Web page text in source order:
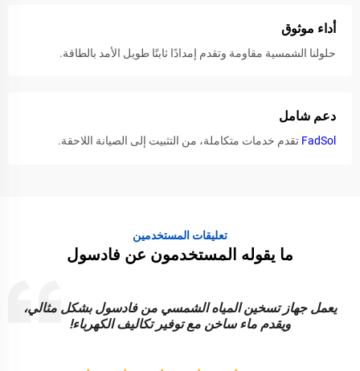
أداء موثوق
حلولنا الشمسية مقاومة وتقدم إمدادًا ثابتًا طويل الأمد بالطاقة.
دعم شامل
FadSolتقدم خدمات متكاملة، من التثبيت إلى الصيانة اللاحقة.
تعليقات المستخدمين
ما يقوله المستخدمون عن فادسول
يعمل جهاز تسخين المياه الشمسي من فادسول بشكل مثالي،
ويقدم ماء ساخن مع توفير تكاليف الكهرباء!